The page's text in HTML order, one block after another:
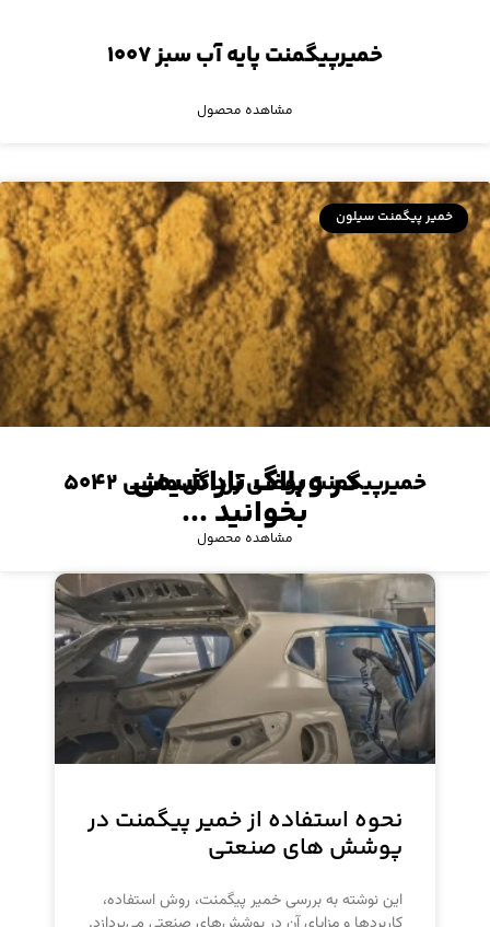
خمیرپیگمنت پایه آب سبز ۱۰۰۷
مشاهده محصول
خمیر پیگمنت سیلون
خمیرپیگمنت روغنی زرد گل ماشی ۵۰۴۲
مشاهده محصول
در وبلاگ تاراشیمی
بخوانید ...
نحوه استفاده از خمیر پیگمنت در
پوشش های صنعتی
این نوشته به بررسی خمیر پیگمنت، روش استفاده،